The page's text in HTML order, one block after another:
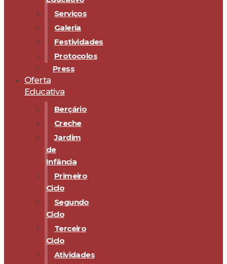
Serviços
Galeria
Festividades
Protocolos
Press
Oferta
Educativa
Berçário
Creche
Jardim
de
Infância
Primeiro
Ciclo
Segundo
Ciclo
Terceiro
Ciclo
Atividades